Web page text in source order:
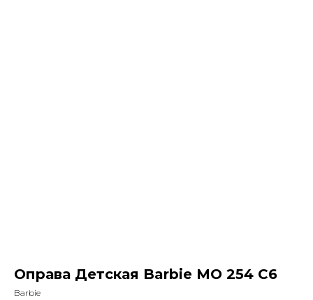
Оправа Детская Barbie MO 254 С6
Barbie